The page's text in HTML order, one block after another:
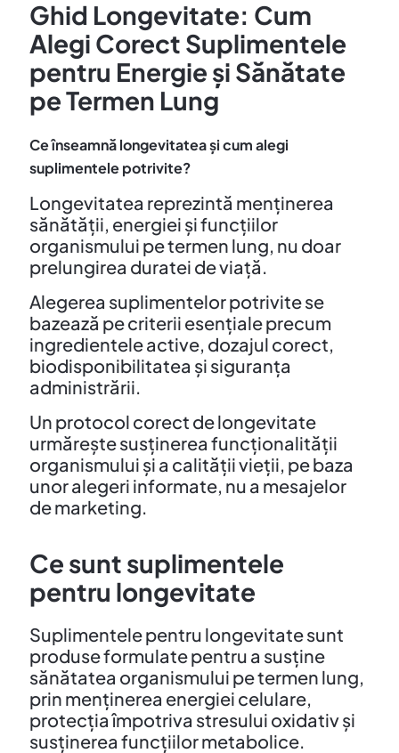
Ghid Longevitate: Cum
Alegi Corect Suplimentele
pentru Energie și Sănătate
pe Termen Lung
Ceînseamnă longevitatea și cum alegi
suplimentele potrivite?
Longevitatea reprezintă menținerea
sănătății, energiei și funcțiilor
organismului pe termen lung, nu doar
prelungirea duratei de viață.
Alegerea suplimentelor potrivite se
bazează pe criterii esențiale precum
ingredientele active, dozajul corect,
biodisponibilitatea și siguranța
administrării.
Un protocol corect de longevitate
urmărește susținerea funcționalității
organismului și a calității vieții, pe baza
unor alegeri informate, nu a mesajelor
de marketing.
Ce sunt suplimentele
pentru longevitate
Suplimentele pentru longevitate sunt
produse formulate pentru a susține
sănătatea organismului pe termen lung,
prin menținerea energiei celulare,
protecția împotriva stresului oxidativ și
susținerea funcțiilor metabolice.